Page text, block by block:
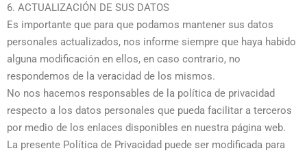
6. ACTUALIZACIÓN DE SUS DATOS
Es importante que para que podamos mantener sus datos
personales actualizados, nos informe siempre que haya habido
alguna modificación en ellos, en caso contrario, no
respondemos de la veracidad de los mismos.
No nos hacemos responsables de la política de privacidad
respecto a los datos personales que pueda facilitar a terceros
por medio de los enlaces disponibles en nuestra página web.
La presente Política de Privacidad puede ser modificada para